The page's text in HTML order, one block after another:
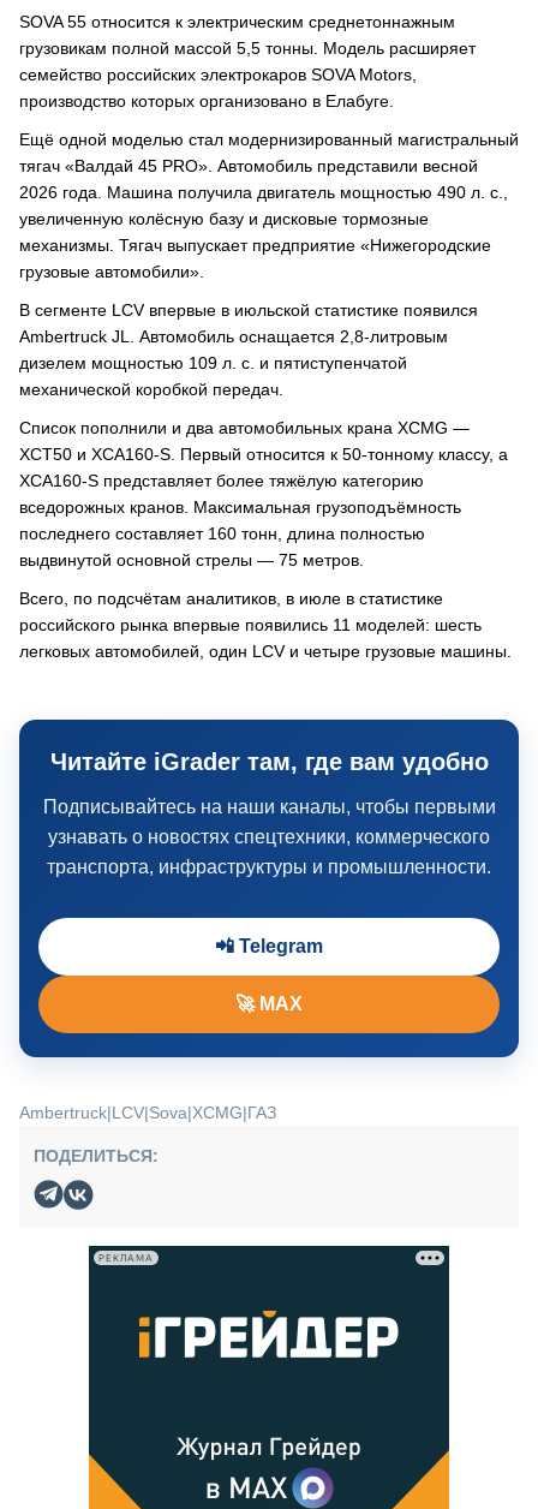
SOVA 55 относится к электрическим среднетоннажным
грузовикам полной массой 5,5 тонны. Модель расширяет
семейство российских электрокаров SOVA Motors,
производство которых организовано в Елабуге.
Ещё одной моделью стал модернизированный магистральный
тягач «Валдай 45 PRO». Автомобиль представили весной
2026 года. Машина получила двигатель мощностью 490 л. с.,
увеличенную колёсную базу и дисковые тормозные
механизмы. Тягач выпускает предприятие «Нижегородские
грузовые автомобили».
В сегменте LCV впервые в июльской статистике появился
Ambertruck JL. Автомобиль оснащается 2,8-литровым
дизелем мощностью 109 л. с. и пятиступенчатой
механической коробкой передач.
Список пополнили и два автомобильных крана XCMG —
XCT50 и XCA160-S. Первый относится к 50-тонному классу, а
XCA160-S представляет более тяжёлую категорию
вседорожных кранов. Максимальная грузоподъёмность
последнего составляет 160 тонн, длина полностью
выдвинутой основной стрелы — 75 метров.
Всего, по подсчётам аналитиков, в июле в статистике
российского рынка впервые появились 11 моделей: шесть
легковых автомобилей, один LCV и четыре грузовые машины.
Читайте iGrader там, где вам удобно
Подписывайтесь на наши каналы, чтобы первыми
узнавать о новостях спецтехники, коммерческого
транспорта, инфраструктуры и промышленности.
📲 Telegram
🚀 MAX
Ambertruck|LCV|Sova|XCMG|ГАЗ
ПОДЕЛИТЬСЯ:
РЕКЛАМА